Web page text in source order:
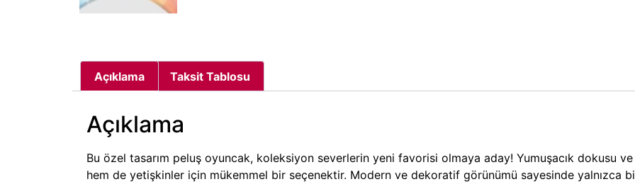
Açıklama Taksit Tablosu
Açıklama
Bu özel tasarım peluş oyuncak, koleksiyon severlerin yeni favorisi olmaya aday! Yumuşacık dokusu
hem de yetişkinler için mükemmel bir seçenektir. Modern ve dekoratif görünümü sayesinde yalnızca